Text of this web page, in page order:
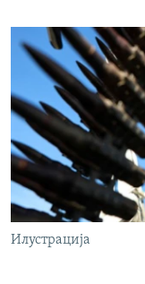
Илустрација